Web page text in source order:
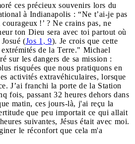
ces précieux souvenirs lors du
à Indianapolis : “Ne t’ai-je pas
!’ ? Ne crains pas, ne
ton Dieu sera avec toi partout où
(Jos 1, 9). Je crois que cette
extrémités de la Terre." Michael
sur les dangers de sa mission :
risquées que nous pratiquons en
activités extravéhiculaires, lorsque
J’ai franchi la porte de la Station
fois, passant 32 heures dehors dans
matin, ces jours-là, j'ai reçu la
que peu importait ce qui allait
suivantes, Jésus était avec moi.
le réconfort que cela m'a